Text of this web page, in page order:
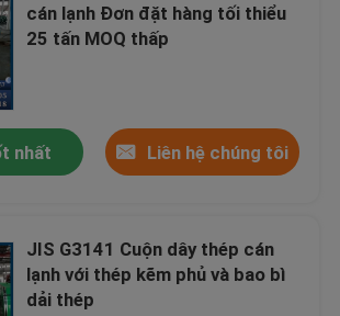
cán lạnh Đơn đặt hàng tối thiểu
25 tấn MOQ thấp
nhất Liên hệ chúng tôi
JIS G3141 Cuộn dây thép cán
lạnh với thép kẽm phủ và bao bì
dải thép